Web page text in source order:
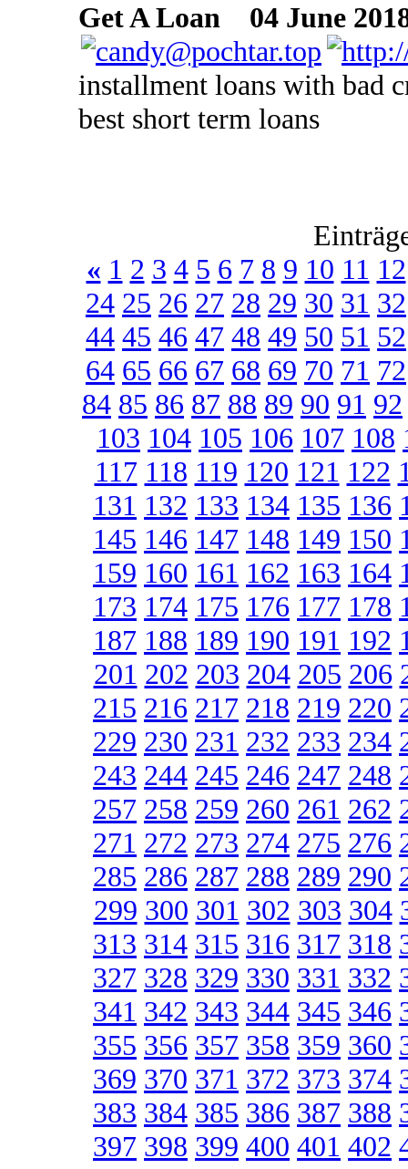
Get A Loan
04 June
installment loans with bad
best short term loans
« 1 2 3 4 5 6 7 8 9 10 11 12
24 25 26 27 28 29 30 31 32
44 45 46 47 48 49 50 51 52
64 65 66 67 68 69 70 71 72
84 85 86 87 88 89 90 91 92
103 104 105 106 107 108
117 118 119 120 121 122
131 132 133 134 135 136
145 146 147 148 149 150
159 160 161 162 163 164
173 174 175 176 177 178
187 188 189 190 191 192
201 202 203 204 205 206
215 216 217 218 219 220
229 230 231 232 233 234
243 244 245 246 247 248
257 258 259 260 261 262
271 272 273 274 275 276
285 286 287 288 289 290
299 300 301 302 303 304
313 314 315 316 317 318
327 328 329 330 331 332
341 342 343 344 345 346
355 356 357 358 359 360
369 370 371 372 373 374
383 384 385 386 387 388
397 398 399 400 401 402